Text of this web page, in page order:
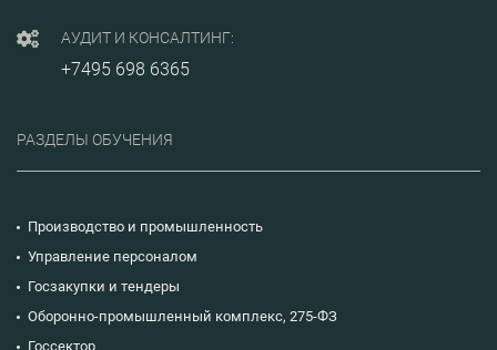
АУДИТ И КОНСАЛТИНГ:
+7495 698 6365
РАЗДЕЛЫ ОБУЧЕНИЯ
Производство и промышленность
Управление персоналом
Госзакупки и тендеры
Оборонно-промышленный комплекс, 275-ФЗ
Госсектор